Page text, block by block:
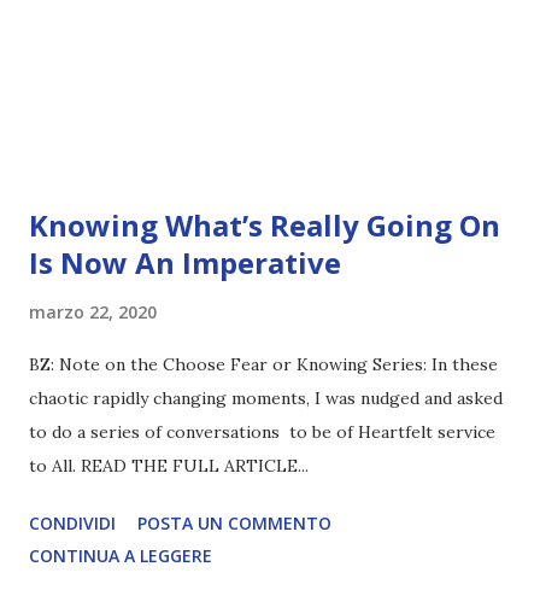
Knowing What’s Really Going On
Is Now An Imperative
marzo 22, 2020
BZ: Note on the Choose Fear or Knowing Series: In these
chaotic rapidly changing moments, I was nudged and asked
to do a series of conversations to be of Heartfelt service
to All. READ THE FULL ARTICLE...
CONDIVIDI
POSTA UN COMMENTO
CONTINUA A LEGGERE